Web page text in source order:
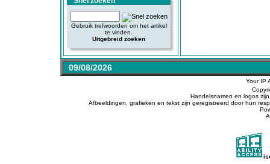
Gebruik trefwoorden om het artikel
te vinden.
Uitgebreid zoeken
09/08/2026
Your IP
Handelsnamen en logos
Afbeeldingen, grafieken en tekst zijn geregistreerd door hun